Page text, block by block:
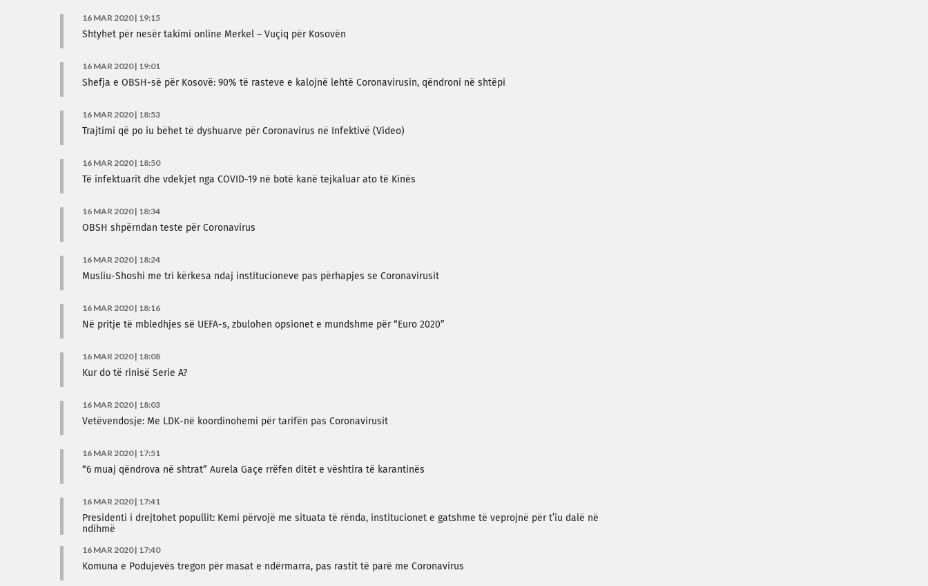
16 MAR 2020 | 19:15
Shtyhet për nesër takimi online Merkel – Vuçiq për Kosovën
16 MAR 2020 | 19:01
Shefja e OBSH-së për Kosovë: 90% të rasteve e kalojnë lehtë Coronavirusin, qëndroni në shtëpi
16 MAR 2020 | 18:53
Trajtimi që po iu bëhet të dyshuarve për Coronavirus në Infektivë (Video)
16 MAR 2020 | 18:50
Të infektuarit dhe vdekjet nga COVID-19 në botë kanë tejkaluar ato të Kinës
16 MAR 2020 | 18:34
OBSH shpërndan teste për Coronavirus
16 MAR 2020 | 18:24
Musliu-Shoshi me tri kërkesa ndaj institucioneve pas përhapjes se Coronavirusit
16 MAR 2020 | 18:16
Në pritje të mbledhjes së UEFA-s, zbulohen opsionet e mundshme për “Euro 2020”
16 MAR 2020 | 18:08
Kur do të rinisë Serie A?
16 MAR 2020 | 18:03
Vetëvendosje: Me LDK-në koordinohemi për tarifën pas Coronavirusit
16 MAR 2020 | 17:51
“6 muaj qëndrova në shtrat” Aurela Gaçe rrëfen ditët e vështira të karantinës
16 MAR 2020 | 17:41
Presidenti i drejtohet popullit: Kemi përvojë me situata të rënda, institucionet e gatshme të veprojnë për t’iu dalë në
ndihmë
16 MAR 2020 | 17:40
Komuna e Podujevës tregon për masat e ndërmarra, pas rastit të parë me Coronavirus